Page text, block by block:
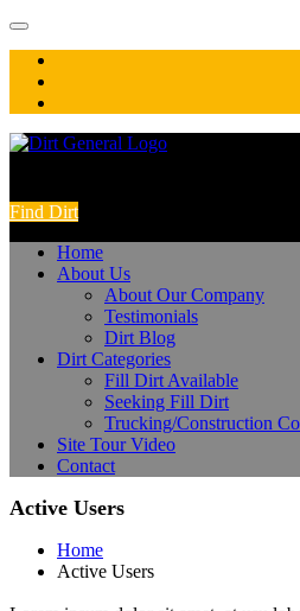
Skip
content
Find Dirt
Home
About Us
About Our Company
Testimonials
Dirt Blog
Dirt Categories
Fill Dirt Available
Seeking Fill Dirt
Trucking/Construction
Site Tour Video
Contact
Active Users
Home
Active Users